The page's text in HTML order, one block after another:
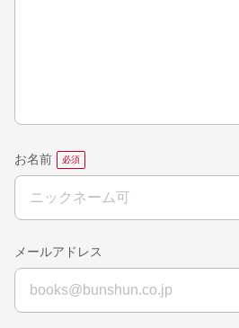
お名前
メールアドレス